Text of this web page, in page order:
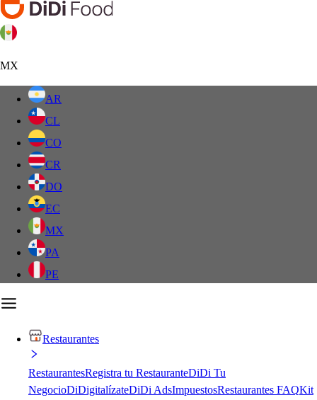
MX
AR
CL
CO
CR
DO
EC
MX
PA
PE
Restaurantes
RestaurantesRegistra tu RestauranteDiDi Tu
NegocioDiDigitalízateDiDi AdsImpuestosRestaurantes FAQKit